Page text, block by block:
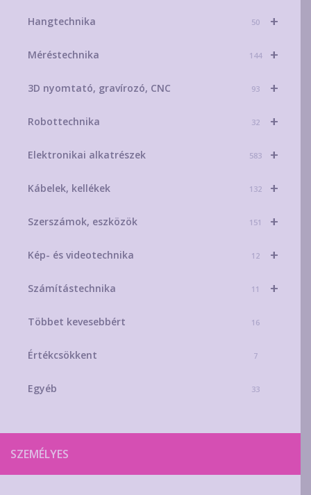
+
Hangtechnika 50
+
Méréstechnika 144
+
3D nyomtató, gravírozó, CNC 93
+
Robottechnika 32
+
Elektronikai alkatrészek 583
+
Kábelek, kellékek 132
+
Szerszámok, eszközök 151
+
Kép- és videotechnika 12
+
Számítástechnika 11
Többet kevesebbért 16
Értékcsökkent 7
Egyéb 33
SZEMÉLYES